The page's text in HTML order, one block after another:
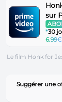
sur
*30
6.99€
Le film Honk for
Suggérer une